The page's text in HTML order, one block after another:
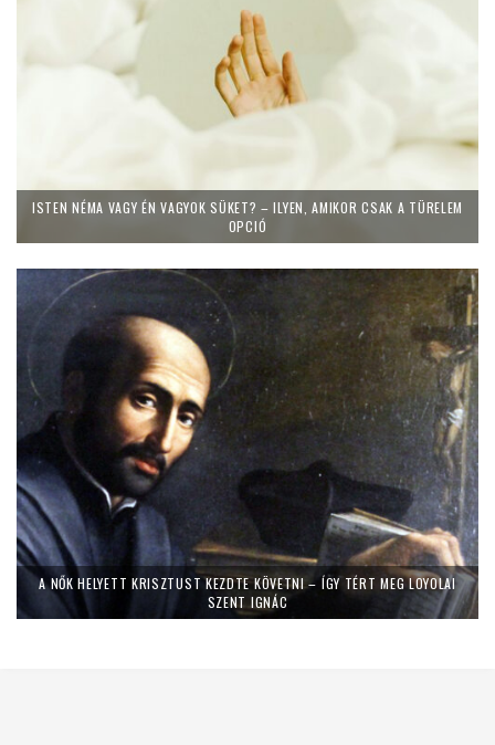
ISTEN NÉMA VAGY ÉN VAGYOK SÜKET? – ILYEN, AMIKOR CSAK A TÜRELEM
OPCIÓ
A NŐK HELYETT KRISZTUST KEZDTE KÖVETNI – ÍGY TÉRT MEG LOYOLAI
SZENT IGNÁC